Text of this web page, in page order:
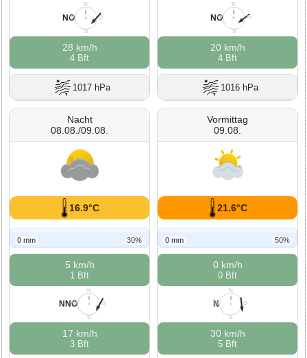
N
O
S
W
NO
28 km/h
4 Bft
1017 hPa
N
O
S
W
NO
20 km/h
4 Bft
1016 hPa
Nacht
08.08./09.08.
16.9°C
0 mm 30%
5 km/h
1 Bft
N
O
S
W
NNO
17 km/h
3 Bft
Vormittag
09.08.
21.6°C
0 mm 50%
0 km/h
0 Bft
N
O
S
W
N
30 km/h
5 Bft